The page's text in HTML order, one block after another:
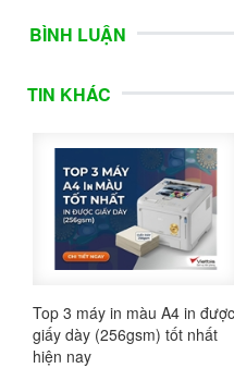
BÌNH LUẬN
TIN KHÁC
Top 3 máy in màu A4 in được
giấy dày (256gsm) tốt nhất
hiện nay